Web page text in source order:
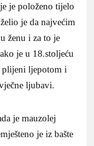
je položeno tijelo
je da najvećim
ženu i za to je
je u 18.stoljeću
plijeni ljepotom i
ljubavi.
je mauzolej
je iz bašte